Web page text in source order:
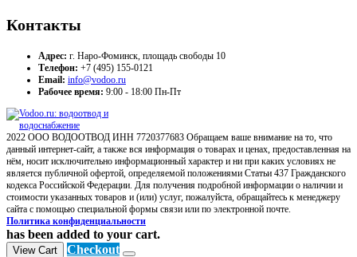
Контакты
Адрес: г. Наро-Фоминск, площадь свободы 10
Телефон: +7 (495) 155-0121
Email: info@vodoo.ru
Рабочее время: 9:00 - 18:00 Пн-Пт
2022 ООО ВОДООТВОД ИНН 7720377683 Обращаем ваше внимание на то, что
данный интернет-сайт, а также вся информация о товарах и ценах, предоставленная на
нём, носит исключительно информационный характер и ни при каких условиях не
является публичной офертой, определяемой положениями Статьи 437 Гражданского
кодекса Российской Федерации. Для получения подробной информации о наличии и
стоимости указанных товаров и (или) услуг, пожалуйста, обращайтесь к менеджеру
сайта с помощью специальной формы связи или по электронной почте.
Политика конфиденциальности
has been added to your cart.
View Cart Checkout